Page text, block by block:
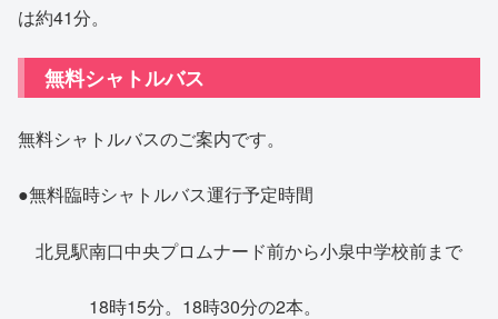
は約41分。
無料シャトルバス
無料シャトルバスのご案内です。
●無料臨時シャトルバス運行予定時間
北見駅南口中央プロムナード前から小泉中学校前まで
18時15分。18時30分の2本。